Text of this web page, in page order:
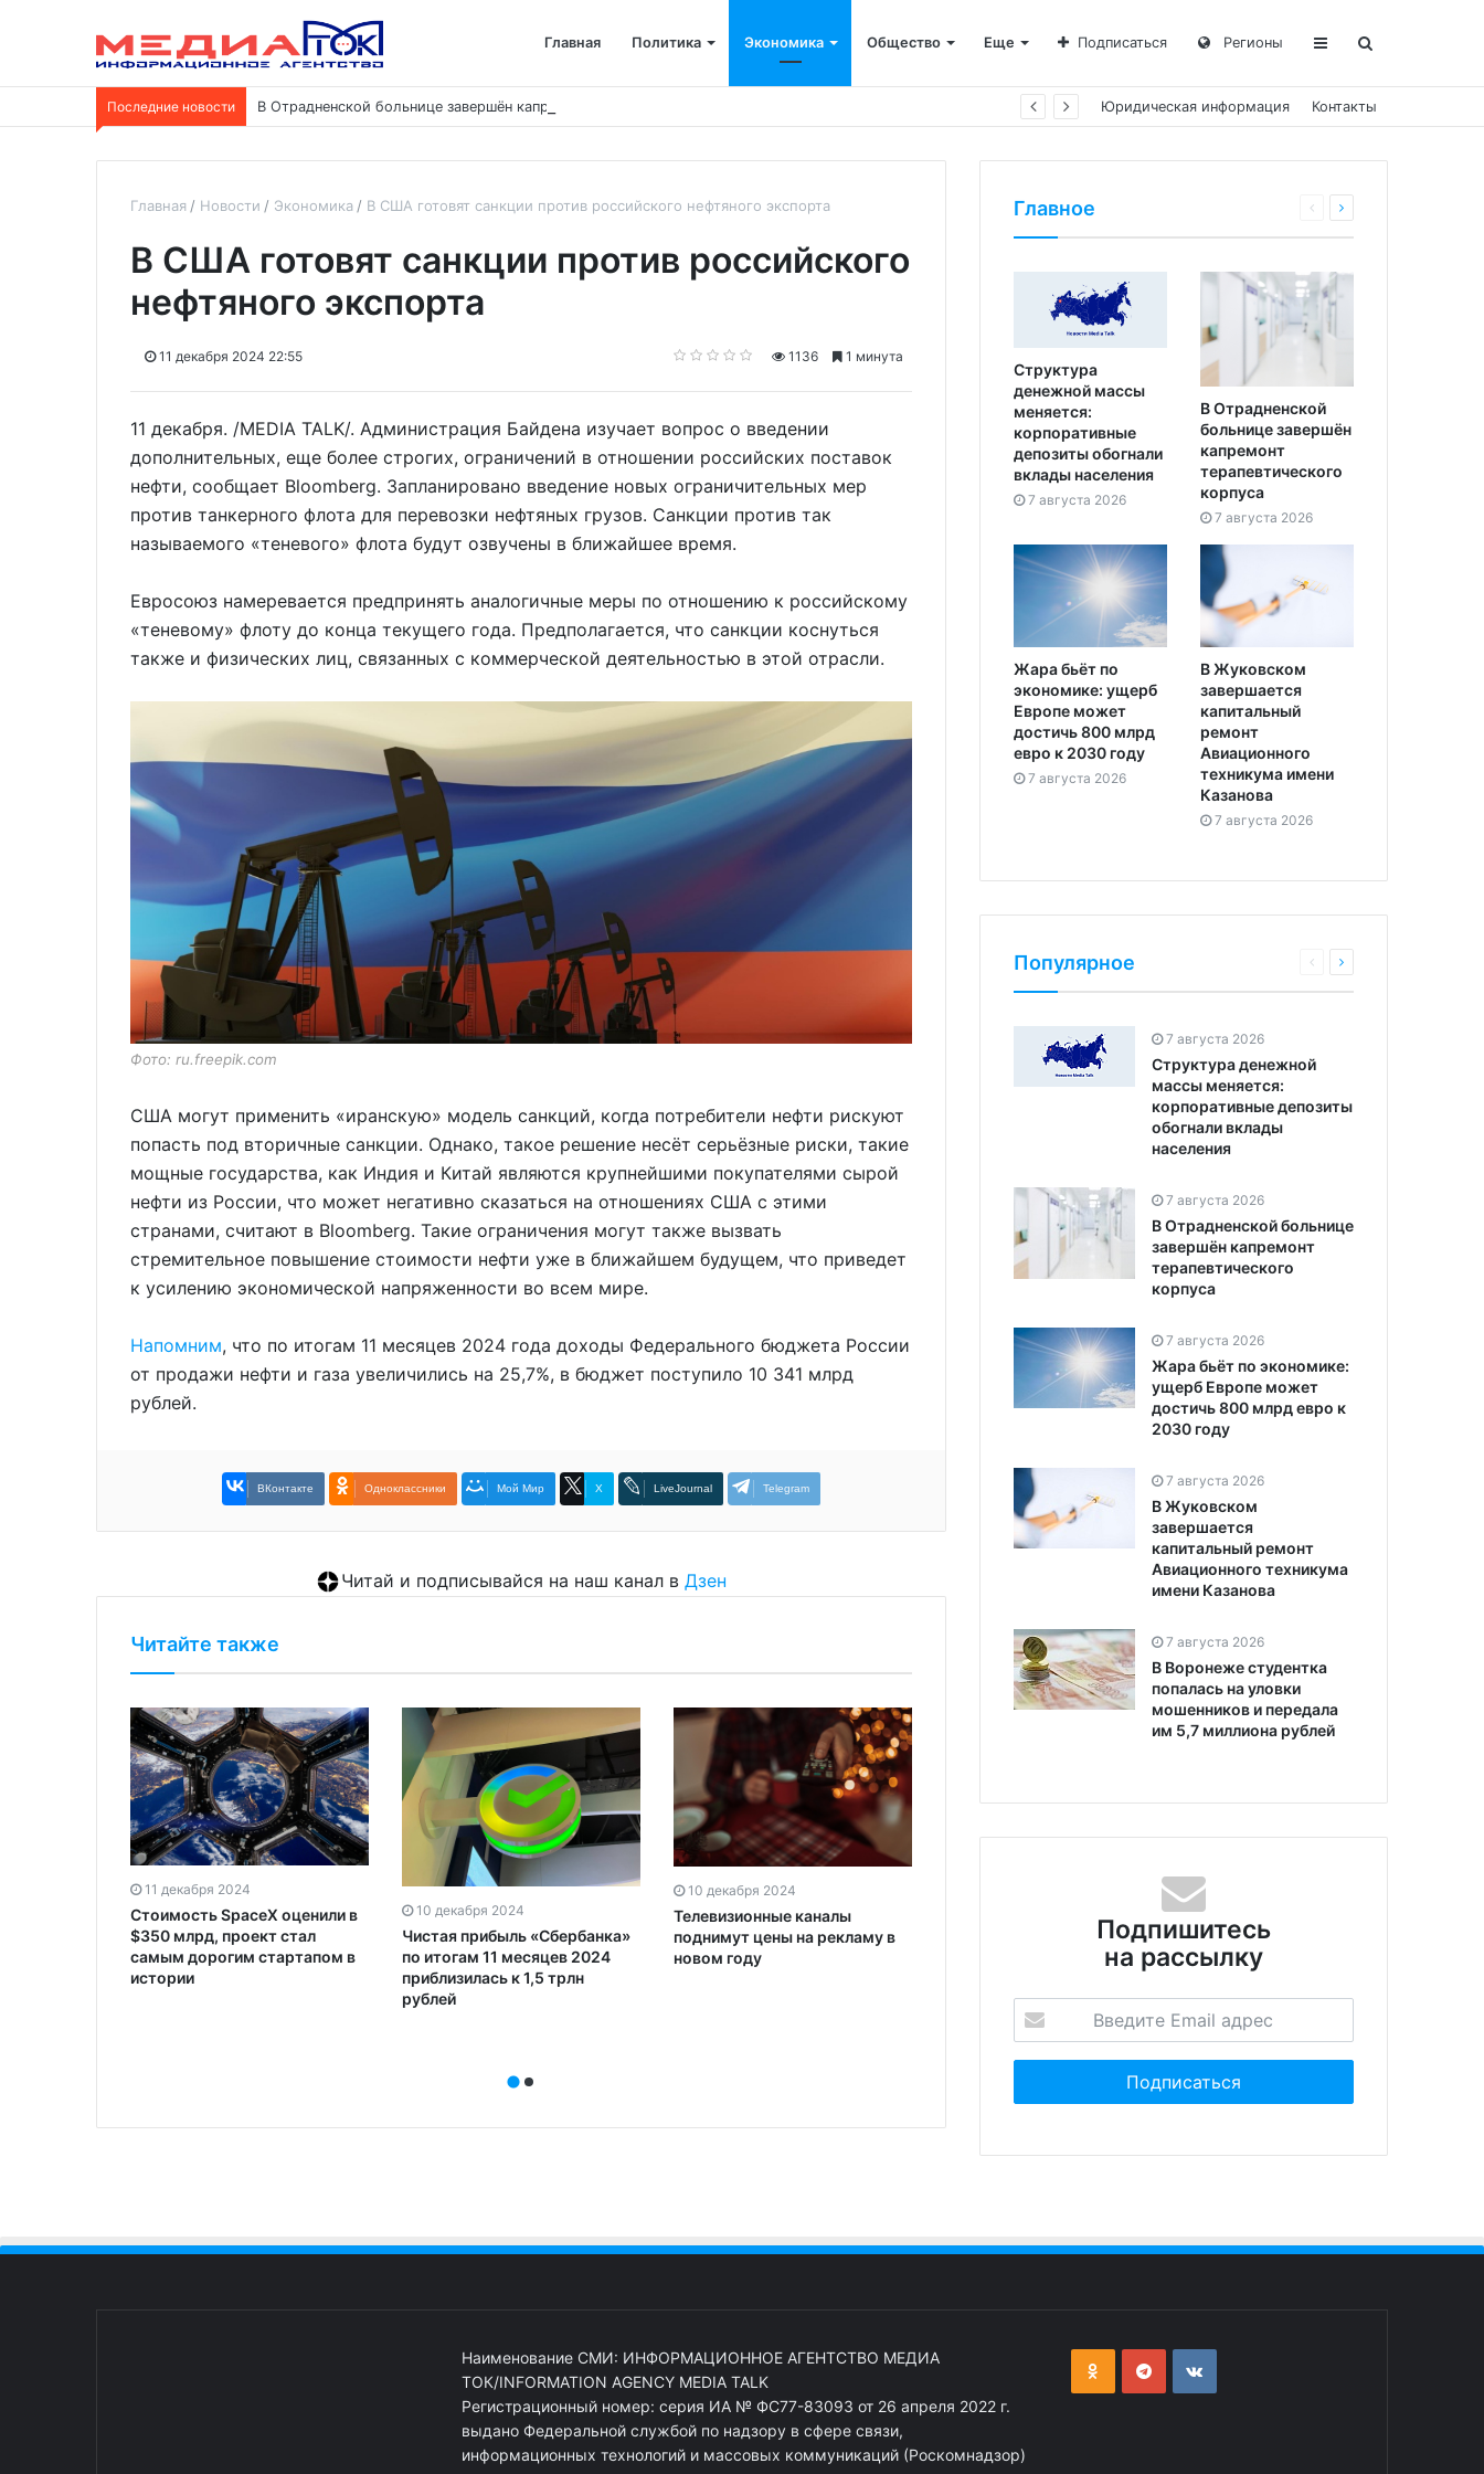
Главная Политика Экономика Общество Еще Подписаться Регионы
Последние новости В Отрадненской больнице завершён капремонт терапевтического корпуса Юридическая информация Контакты
Главная Новости Экономика В США готовят санкции против российского нефтяного экспорта
В США готовят санкции против российского
нефтяного экспорта
11 декабря 2024 22:55 1136 1 минута
11 декабря. /MEDIA TALK/. Администрация Байдена изучает вопрос о введении
дополнительных, еще более строгих, ограничений в отношении российских поставок
нефти, сообщает Bloomberg. Запланировано введение новых ограничительных мер
против танкерного флота для перевозки нефтяных грузов. Санкции против так
называемого «теневого» флота будут озвучены в ближайшее время.
Евросоюз намеревается предпринять аналогичные меры по отношению к российскому
«теневому» флоту до конца текущего года. Предполагается, что санкции коснуться
также и физических лиц, связанных с коммерческой деятельностью в этой отрасли.
Фото: ru.freepik.com
США могут применить «иранскую» модель санкций, когда потребители нефти рискуют
попасть под вторичные санкции. Однако, такое решение несёт серьёзные риски, такие
мощные государства, как Индия и Китай являются крупнейшими покупателями сырой
нефти из России, что может негативно сказаться на отношениях США с этими
странами, считают в Bloomberg. Такие ограничения могут также вызвать
стремительное повышение стоимости нефти уже в ближайшем будущем, что приведет
к усилению экономической напряженности во всем мире.
Напомним, что по итогам 11 месяцев 2024 года доходы Федерального бюджета России
от продажи нефти и газа увеличились на 25,7%, в бюджет поступило 10 341 млрд
рублей.
ВКонтакте Одноклассники Мой Мир X LiveJournal Telegram
Читай и подписывайся на наш канал в Дзен
Читайте также
11 декабря 2024
Стоимость SpaceX оценили в
$350 млрд, проект стал
самым дорогим стартапом в
истории
10 декабря 2024
Чистая прибыль «Сбербанка»
по итогам 11 месяцев 2024
приблизилась к 1,5 трлн
рублей
10 декабря 2024
Телевизионные каналы
поднимут цены на рекламу в
новом году
Рынок доставки продуктов
вырос за год почти вдвое.
Эксперты прогнозируют
показателей
выдано 47 тысяч
американских виз. Отказы
заявителей
Главное
Структура
денежной массы
меняется:
корпоративные
депозиты обогнали
вклады населения
7 августа 2026
В Отрадненской
больнице завершён
капремонт
терапевтического
корпуса
7 августа 2026
Жара бьёт по
экономике: ущерб
Европе может
достичь 800 млрд
евро к 2030 году
7 августа 2026
В Жуковском
завершается
капитальный
ремонт
Авиационного
техникума имени
Казанова
7 августа 2026
Популярное
7 августа 2026
Структура денежной
массы меняется:
корпоративные депозиты
обогнали вклады
населения
7 августа 2026
В Отрадненской больнице
завершён капремонт
терапевтического
корпуса
7 августа 2026
Жара бьёт по экономике:
ущерб Европе может
достичь 800 млрд евро к
2030 году
7 августа 2026
В Жуковском
завершается
капитальный ремонт
Авиационного техникума
имени Казанова
7 августа 2026
В Воронеже студентка
попалась на уловки
мошенников и передала
им 5,7 миллиона рублей
Подпишитесь
на рассылку
Наименование СМИ: ИНФОРМАЦИОННОЕ АГЕНТСТВО МЕДИА
ТОК/INFORMATION AGENCY MEDIA TALK
Регистрационный номер: серия ИА № ФС77-83093 от 26 апреля 2022 г.
выдано Федеральной службой по надзору в сфере связи,
информационных технологий и массовых коммуникаций (Роскомнадзор)